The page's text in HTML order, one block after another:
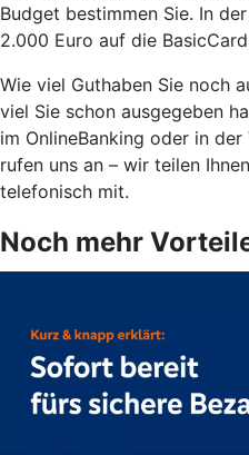
Budget bestimmen Sie. In
2.000 Euro auf die
Wie viel Guthaben Sie noch
viel Sie schon ausgegeben
im OnlineBanking oder in
rufen uns an – wir teilen
telefonisch mit.
Noch mehr